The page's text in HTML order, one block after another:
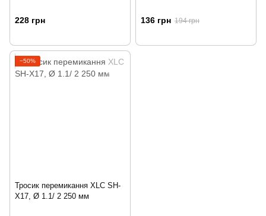
228 грн 136 грн 194 грн
−50%
Тросик перемикання XLC SH-
X17, Ø 1.1/ 2 250 мм